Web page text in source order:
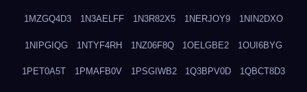
1MZGQ4D3 1N3AELFF 1N3R82X5 1NERJOY9 1NIN2DXO
1NIPGIQG 1NTYF4RH 1NZ06F8Q 1OELGBE2 1OUI6BYG
1PET0A5T 1PMAFB0V 1PSGIWB2 1Q3BPV0D 1QBCT8D3